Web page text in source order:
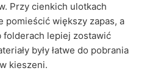
Przy cienkich ulotkach
pomieścić większy zapas, a
folderach lepiej zostawić
były łatwe do pobrania
kieszeni.